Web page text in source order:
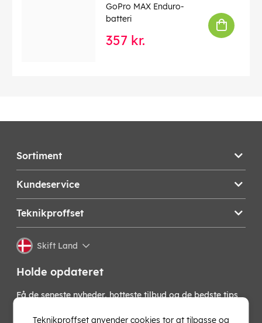
GoPro MAX Enduro-
batteri
357 kr.
Sortiment
Kundeservice
Teknikproffset
Skift Land
Holde opdateret
Få de seneste nyheder, hotteste tilbud og de bedste tips
nyhedsbrev!
Teknikproffset anvender cookies tor at tilpasse og